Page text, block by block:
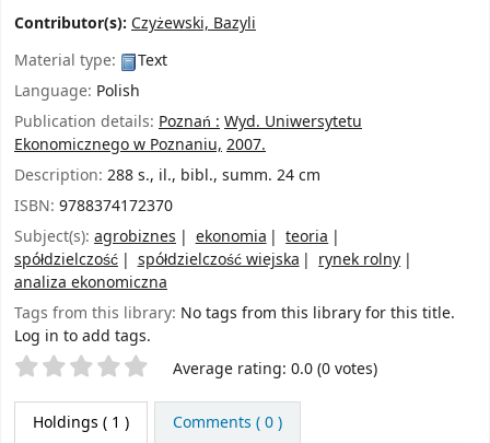
Contributor(s): Czyżewski, Bazyli
Material type:
Text
Language: Polish
Publication details: Poznań :Wyd. Uniwersytetu
Ekonomicznego w Poznaniu,2007.
Description: 288 s., il., bibl., summ. 24 cm
ISBN: 9788374172370
Subject(s): agrobiznes ekonomia
teoria
spółdzielczość
spółdzielczość wiejska
rynek rolny
analiza ekonomiczna
Tags from this library: No tags from this library for this title.
Log in to add tags.
Star ratings Average rating: 0.0 (0 votes)
Holdings ( 1 ) Comments ( 0 )